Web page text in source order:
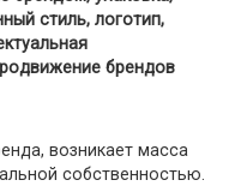
стиль, логотип,
брендов
возникает масса
собственностью.